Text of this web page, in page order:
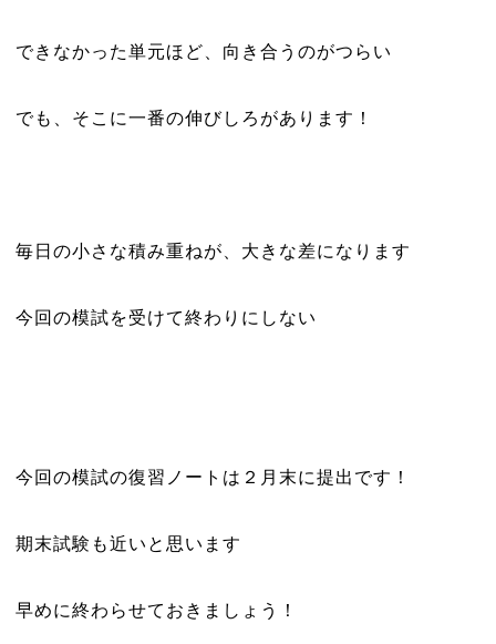
できなかった単元ほど、向き合うのがつらい
でも、そこに一番の伸びしろがあります！
毎日の小さな積み重ねが、大きな差になります
今回の模試を受けて終わりにしない
今回の模試の復習ノートは２月末に提出です！
期末試験も近いと思います
早めに終わらせておきましょう！